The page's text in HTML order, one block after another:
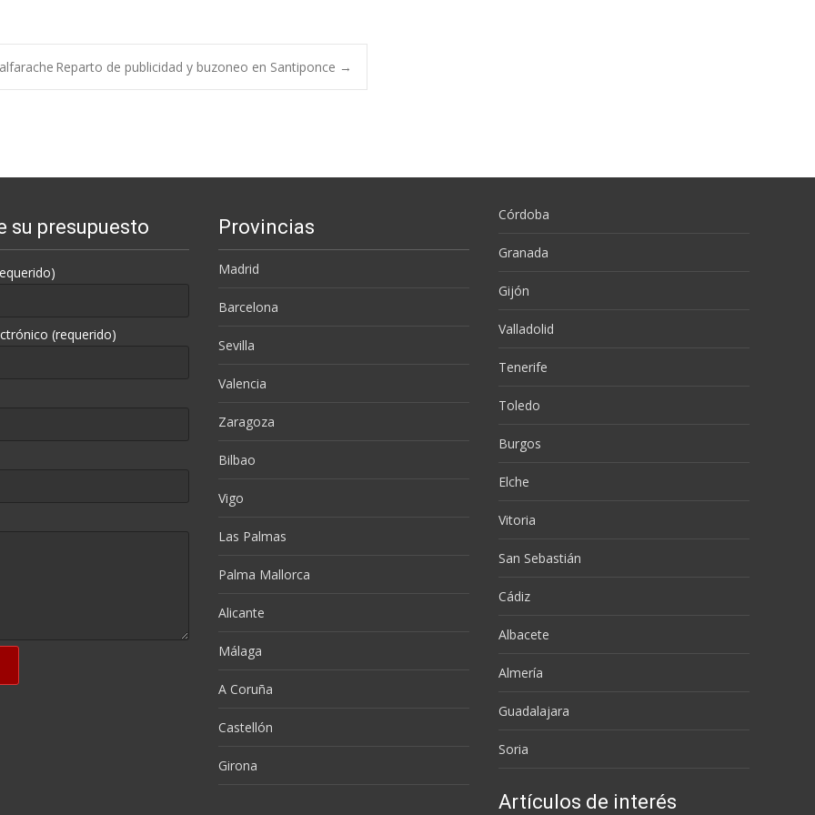
Reparto de publicidad y buzoneo en Santiponce →
su presupuesto
(requerido)
Provincias
Madrid
Barcelona
Sevilla
Valencia
Zaragoza
Bilbao
Vigo
Las Palmas
Palma Mallorca
Alicante
Málaga
A Coruña
Castellón
Girona
Córdoba
Granada
Gijón
Valladolid
Tenerife
Toledo
Burgos
Elche
Vitoria
San Sebastián
Cádiz
Albacete
Almería
Guadalajara
Soria
Artículos de interés